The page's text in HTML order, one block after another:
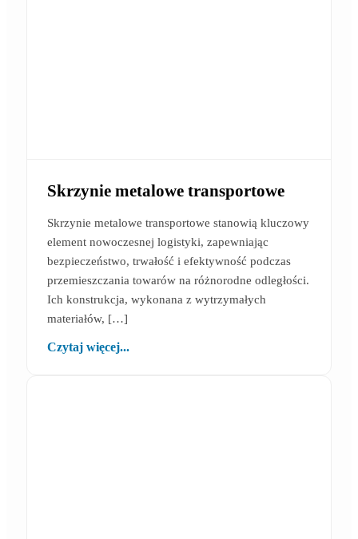
Skrzynie metalowe transportowe
Skrzynie metalowe transportowe stanowią kluczowy
element nowoczesnej logistyki, zapewniając
bezpieczeństwo, trwałość i efektywność podczas
przemieszczania towarów na różnorodne odległości.
Ich konstrukcja, wykonana z wytrzymałych
materiałów, […]
Czytaj więcej...